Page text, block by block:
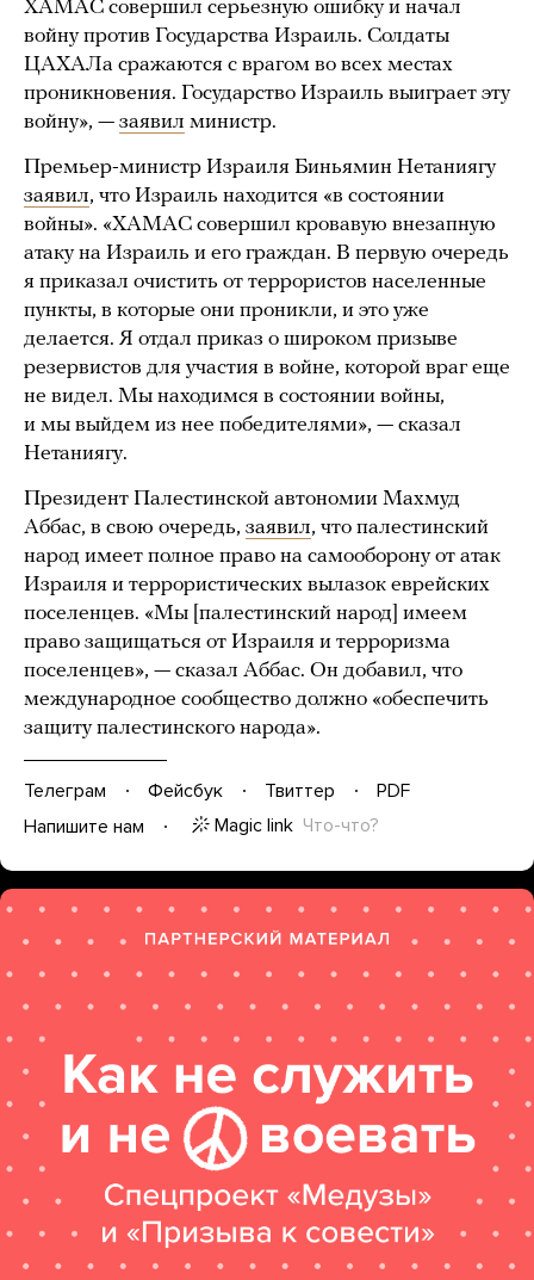
ХАМАС совершил серьезную ошибку и начал
войну против Государства Израиль. Солдаты
ЦАХАЛа сражаются с врагом во всех местах
проникновения. Государство Израиль выиграет эту
войну», — заявил министр.
Премьер-министр Израиля Биньямин Нетаниягу
заявил, что Израиль находится «в состоянии
войны». «ХАМАС совершил кровавую внезапную
атаку на Израиль и его граждан. В первую очередь
я приказал очистить от террористов населенные
пункты, в которые они проникли, и это уже
делается. Я отдал приказ о широком призыве
резервистов для участия в войне, которой враг еще
не видел. Мы находимся в состоянии войны,
и мы выйдем из нее победителями», — сказал
Нетаниягу.
Президент Палестинской автономии Махмуд
Аббас, в свою очередь, заявил, что палестинский
народ имеет полное право на самооборону от атак
Израиля и террористических вылазок еврейских
поселенцев. «Мы [палестинский народ] имеем
право защищаться от Израиля и терроризма
поселенцев», — сказал Аббас. Он добавил, что
международное сообщество должно «обеспечить
защиту палестинского народа».
Телеграм Фейсбук Твиттер
PDF
Напишите нам
Magic link Что-что?